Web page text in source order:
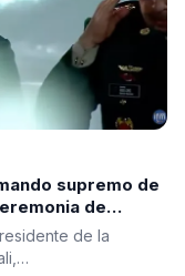
supremo de
de
de la